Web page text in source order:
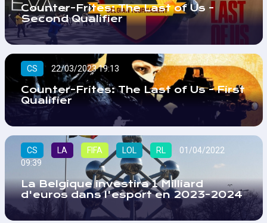
Counter-Frites: The Last of Us -
Second Qualifier
CS 22/03/2023 19:13
Counter-Frites: The Last of Us - First
Qualifier
CS LA FIFA LOL RL
01/04/2022
09:39
La Belgique investira 1 Milliard
d'euros dans l'esport en 2023-2024